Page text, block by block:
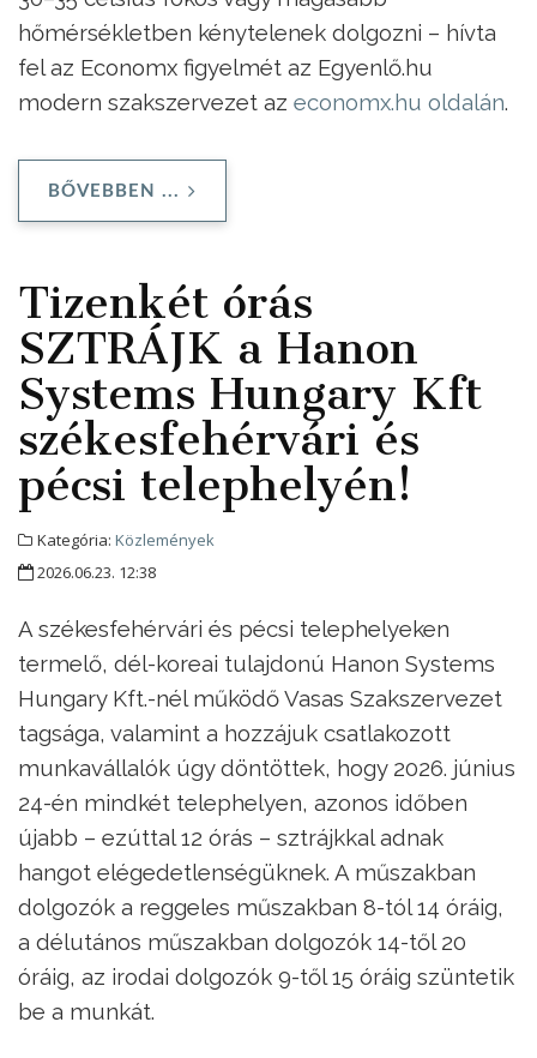
hőmérsékletben kénytelenek dolgozni – hívta
fel az Economx figyelmét az Egyenlő.hu
modern szakszervezet az economx.hu oldalán.
BŐVEBBEN ...
Tizenkét órás
SZTRÁJK a Hanon
Systems Hungary Kft
székesfehérvári és
pécsi telephelyén!
Kategória: Közlemények
2026.06.23. 12:38
A székesfehérvári és pécsi telephelyeken
termelő, dél-koreai tulajdonú Hanon Systems
Hungary Kft.-nél működő Vasas Szakszervezet
tagsága, valamint a hozzájuk csatlakozott
munkavállalók úgy döntöttek, hogy 2026. június
24-én mindkét telephelyen, azonos időben
újabb – ezúttal 12 órás – sztrájkkal adnak
hangot elégedetlenségüknek. A műszakban
dolgozók a reggeles műszakban 8-tól 14 óráig,
a délutános műszakban dolgozók 14-től 20
óráig, az irodai dolgozók 9-től 15 óráig szüntetik
be a munkát.